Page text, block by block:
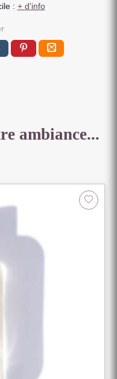
: + d'info
ambiance...